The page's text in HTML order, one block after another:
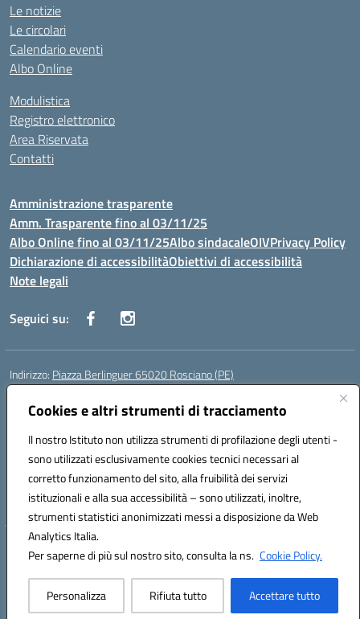
Cookies e altri strumenti di tracciamento
Il nostro Istituto non utilizza strumenti di profilazione degli utenti -
sono utilizzati esclusivamente cookies tecnici necessari al
corretto funzionamento del sito, alla fruibilità dei servizi
istituzionali e alla sua accessibilità – sono utilizzati, inoltre,
strumenti statistici anonimizzati messi a disposizione da Web
Analytics Italia.
Per saperne di più sul nostro sito, consulta la ns. Cookie Policy.
Personalizza Rifiuta tutto Accettare tutto
Le notizie
Le circolari
Calendario eventi
Albo Online
Modulistica
Registro elettronico
Area Riservata
Contatti
Amministrazione trasparente
Amm. Trasparente fino al 03/11/25
Albo Online fino al 03/11/25Albo sindacaleOIVPrivacy Policy
Dichiarazione di accessibilitàObiettivi di accessibilità
Note legali
Seguici su:
Indirizzo: Piazza Berlinguer 65020 Rosciano (PE)
Centralino:
Posta elettronica certificata (PEC):PEIC819009@pec.istruzione.it
Codice fiscale: 91100520682
Codice meccanografico:PEIC819009
Codice Indice delle Pubbliche Amministrazioni (IPA): istsc_peic819009
Codice unico di fatturazione (CUF): UFR5S0
Hosting & Powered by 3D Solution S.r.l.
Concept & Design by Designers Italia